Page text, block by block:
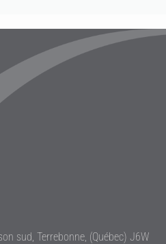
sud, Terrebonne, (Québec) J6W